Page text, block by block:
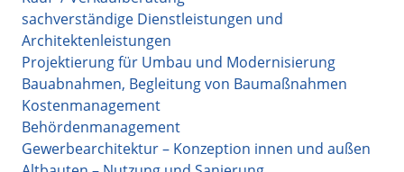
sachverständige Dienstleistungen und
Architektenleistungen
Projektierung für Umbau und Modernisierung
Bauabnahmen, Begleitung von Baumaßnahmen
Kostenmanagement
Behördenmanagement
Gewerbearchitektur – Konzeption innen und außen